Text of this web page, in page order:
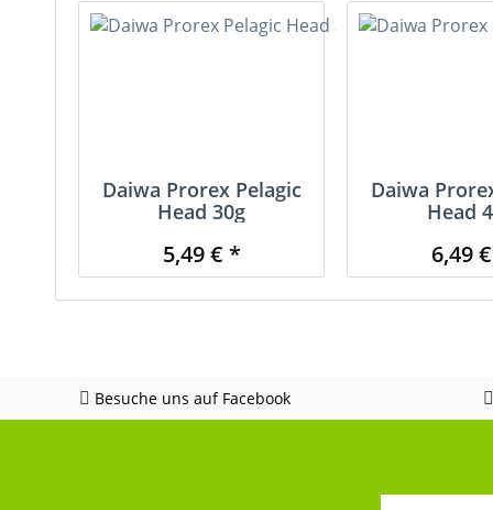
Daiwa Prorex Pelagic
Head 30g
5,49 € *
Daiwa
Head
6,49
Besuche uns auf Facebook